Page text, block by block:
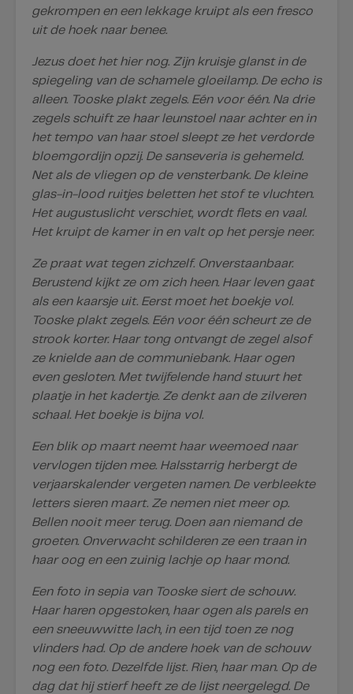
gekrompen en een lekkage kruipt als een fresco
uit de hoek naar benee.
Jezus doet het hier nog. Zijn kruisje glanst in de
spiegeling van de schamele gloeilamp. De echo is
alleen. Tooske plakt zegels. Eén voor één. Na drie
zegels schuift ze haar leunstoel naar achter en in
het tempo van haar stoel sleept ze het verdorde
bloemgordijn opzij. De sanseveria is gehemeld.
Net als de vliegen op de vensterbank. De kleine
glas-in-lood ruitjes beletten het stof te vluchten.
Het augustuslicht verschiet, wordt flets en vaal.
Het kruipt de kamer in en valt op het persje neer.
Ze praat wat tegen zichzelf. Onverstaanbaar.
Berustend kijkt ze om zich heen. Haar leven gaat
als een kaarsje uit. Eerst moet het boekje vol.
Tooske plakt zegels. Eén voor één scheurt ze de
strook korter. Haar tong ontvangt de zegel alsof
ze knielde aan de communiebank. Haar ogen
even gesloten. Met twijfelende hand stuurt het
plaatje in het kadertje. Ze denkt aan de zilveren
schaal. Het boekje is bijna vol.
Een blik op maart neemt haar weemoed naar
vervlogen tijden mee. Halsstarrig herbergt de
verjaarskalender vergeten namen. De verbleekte
letters sieren maart. Ze nemen niet meer op.
Bellen nooit meer terug. Doen aan niemand de
groeten. Onverwacht schilderen ze een traan in
haar oog en een zuinig lachje op haar mond.
Een foto in sepia van Tooske siert de schouw.
Haar haren opgestoken, haar ogen als parels en
een sneeuwwitte lach, in een tijd toen ze nog
vlinders had. Op de andere hoek van de schouw
nog een foto. Dezelfde lijst. Rien, haar man. Op de
dag dat hij stierf heeft ze de lijst neergelegd. De